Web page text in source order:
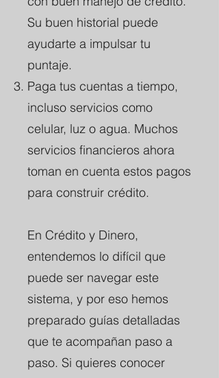
Su buen historial puede
ayudarte a impulsar tu
puntaje.
Paga tus cuentas a tiempo,
incluso servicios como
celular, luz o agua. Muchos
servicios financieros ahora
toman en cuenta estos pagos
para construir crédito.
En Crédito y Dinero,
entendemos lo difícil que
puede ser navegar este
sistema, y por eso hemos
preparado guías detalladas
que te acompañan paso a
paso. Si quieres conocer